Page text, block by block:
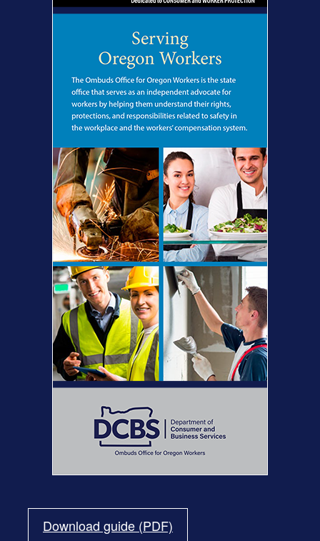
Download guide (PDF)